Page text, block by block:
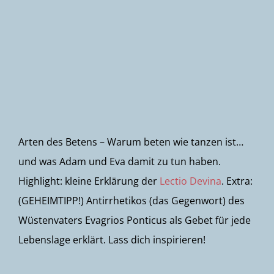
Arten des Betens – Warum beten wie tanzen ist…
und was Adam und Eva damit zu tun haben.
Highlight: kleine Erklärung der Lectio Devina. Extra:
(GEHEIMTIPP!) Antirrhetikos (das Gegenwort) des
Wüstenvaters Evagrios Ponticus als Gebet für jede
Lebenslage erklärt. Lass dich inspirieren!